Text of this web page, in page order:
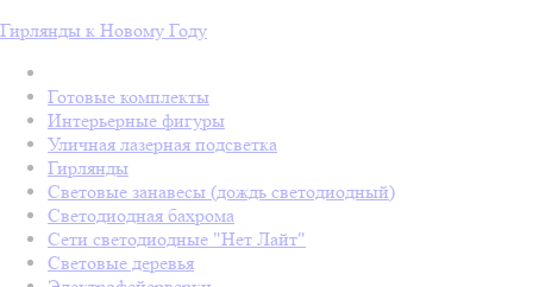
Гирлянды к Новому Году
Готовые комплекты
Интерьерные фигуры
Уличная лазерная подсветка
Гирлянды
Световые занавесы (дождь светодиодный)
Светодиодная бахрома
Сети светодиодные "Нет Лайт"
Световые деревья